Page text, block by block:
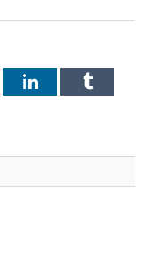
LinkedInTumblr